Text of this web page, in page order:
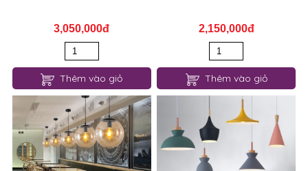
3,050,000đ
Thêm vào giỏ
2,150,000đ
Thêm vào giỏ